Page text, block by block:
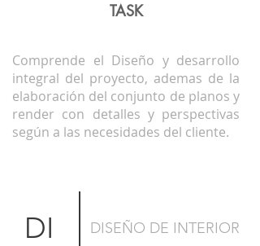
TASK
Comprende el Diseño y desarrollo
integral del proyecto, ademas de la
elaboración del conjunto de planos y
render con detalles y perspectivas
según a las necesidades del cliente.
DI DISEÑO DE INTERIOR